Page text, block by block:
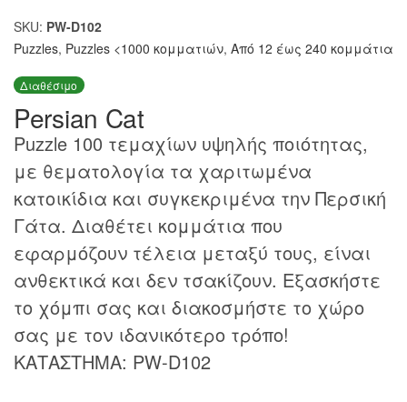
SKU: PW-D102
Puzzles, Puzzles <1000 κομματιών, Από 12 έως 240 κομμάτια
Διαθέσιμο
Persian Cat
Puzzle 100 τεμαχίων υψηλής ποιότητας,
με θεματολογία τα χαριτωμένα
κατοικίδια και συγκεκριμένα την Περσική
Γάτα. Διαθέτει κομμάτια που
εφαρμόζουν τέλεια μεταξύ τους, είναι
ανθεκτικά και δεν τσακίζουν. Εξασκήστε
το χόμπι σας και διακοσμήστε το χώρο
σας με τον ιδανικότερο τρόπο!
ΚΑΤΑΣΤΗΜΑ: PW-D102